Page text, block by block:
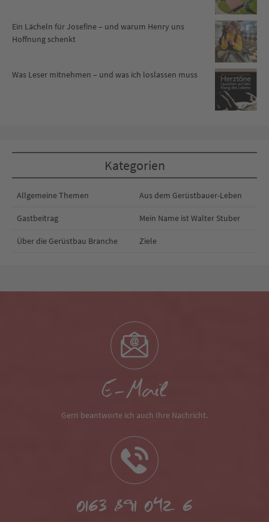
Ein Lächeln für Josefine – und warum Henry uns
Hoffnung schenkt
Was Leser mitnehmen – und was ich loslassen muss
Kategorien
Allgemeine Themen Aus dem Gerüstbauer-Leben
Gastbeitrag Mein Name ist Walter Stuber
Über die Gerüstbau Branche Ziele
E-Mail
Gern beantworte ich auch Ihre Nachricht.
0163 891 042 6